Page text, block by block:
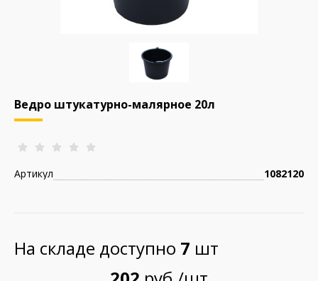
Ведро штукатурно-малярное 20л
Артикул 1082120
На складе доступно 7 шт